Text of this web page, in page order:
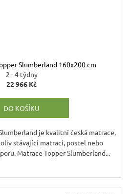
Slumberland 160x200 cm
2 - 4 týdny
22 966 Kč
DO KOŠÍKU
je kvalitní česká matrace,
stávající matraci, postel nebo
Matrace Topper Slumberland...